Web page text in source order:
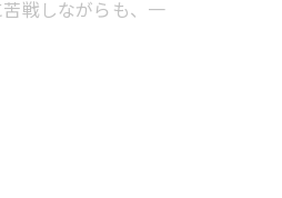
戦しながらも、一